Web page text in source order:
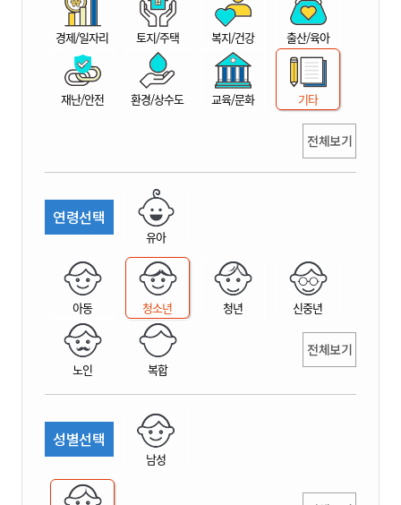
산
경제/일자리 토지/주택 복지/건강 출산/육아
재난/안전 환경/상수도 교육/문화 기타
전체보기
연령선택
유아
아동 청소년 청년 신중년
노인 복합
전체보기
성별선택
남성